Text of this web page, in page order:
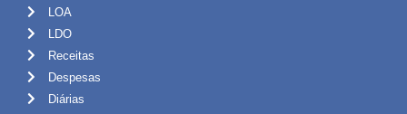
LOA
LDO
Receitas
Despesas
Diárias